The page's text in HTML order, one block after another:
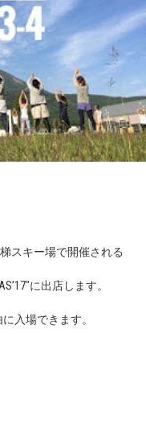
スキー場で開催される
に出店します。
入場できます。